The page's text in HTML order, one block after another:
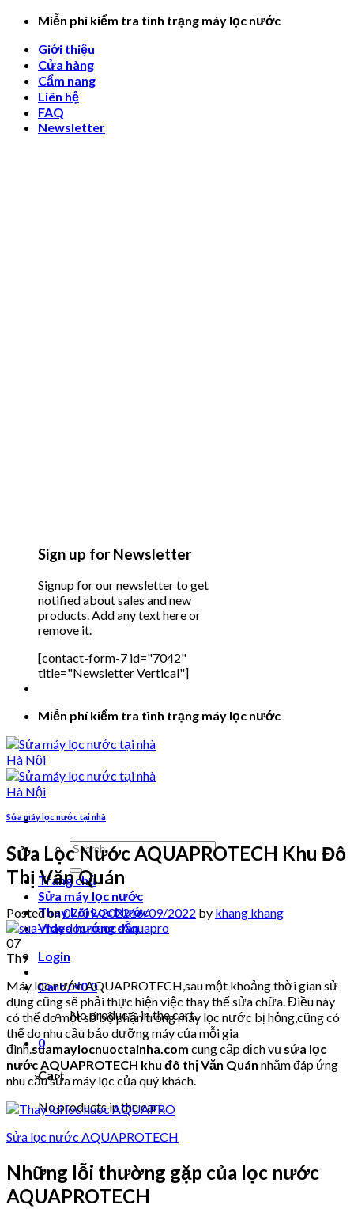
Skip
content
Miễn phí kiểm tra tình trạng máy lọc nước
Giới thiệu
Cửa hàng
Cẩm nang
Liên hệ
FAQ
Newsletter
Sign up for Newsletter
Signup for our newsletter to get
notified about sales and new
products. Add any text here or
remove it.
[contact-form-7 id="7042"
title="Newsletter Vertical"]
Miễn phí kiểm tra tình trạng máy lọc nước
Search
for:
Trang chủ
Sửa máy lọc nước
Thay Lõi Lọc Nước
Video hướng dẫn
Login
Cart /₫00
No products in the cart.
0
Cart
No products in the cart.
Sửa máy lọc nước tại nhà
Sửa Lọc Nước AQUAPROTECH Khu Đô
Thị Văn Quán
Posted on07/09/202216/09/2022 by khang khang
07
Th9
Máy lọc nước AQUAPROTECH,sau một khoảng thời gian sử
dụng cũng sẽ phải thực hiện việc thay thế sửa chữa. Điều này
có thể do một số bộ phận trong máy lọc nước bị hỏng,cũng có
thể do nhu cầu bảo dưỡng máy của mỗi gia
đình.suamaylocnuoctainha.com cung cấp dịch vụ sửa lọc
nước AQUAPROTECH khu đô thị Văn Quán nhằm đáp ứng
nhu cầu sửa máy lọc của quý khách.
Sửa lọc nước AQUAPROTECH
Những lỗi thường gặp của lọc nước
AQUAPROTECH